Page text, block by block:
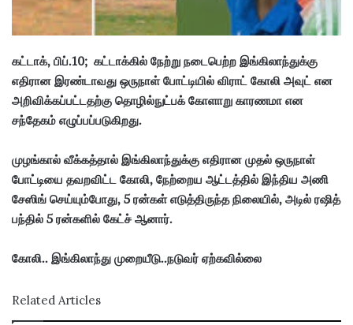
கட்டாக், பிப்.10; கட்டாக்கில் நேற்று நடைபெற்ற இங்கிலாந்துக்கு
எதிரான இரண்டாவது ஒருநாள் போட்டியில் விராட் கோலி அவுட் என
அறிவிக்கப்பட்டதற்கு தொழில்நுட்பக் கோளாறு காரணமா என
சந்தேகம் எழுப்பப்படுகிறது.
முழங்கால் வீக்கத்தால் இங்கிலாந்துக்கு எதிரான முதல் ஒருநாள்
போட்டியை தவறவிட்ட கோலி, நேற்றைய ஆட்டத்தில் இந்திய அணி
சேஸிங் செய்யும்போது, 5 ரன்கள் எடுத்திருந்த நிலையில், அடில் ரஷித்
பந்தில் 5 ரன்களில் கேட்ச் ஆனார்.
கோலி.. இங்கிலாந்து முறையீடு..நடுவர் ஏற்கவில்லை
Related Articles